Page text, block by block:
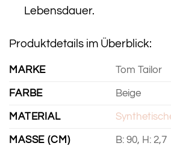
Lebensdauer.
Produktdetails im Überblick:
MARKE Tom Tailor
FARBE Beige
MATERIAL
MASSE (CM) B: 90, H: 2,7